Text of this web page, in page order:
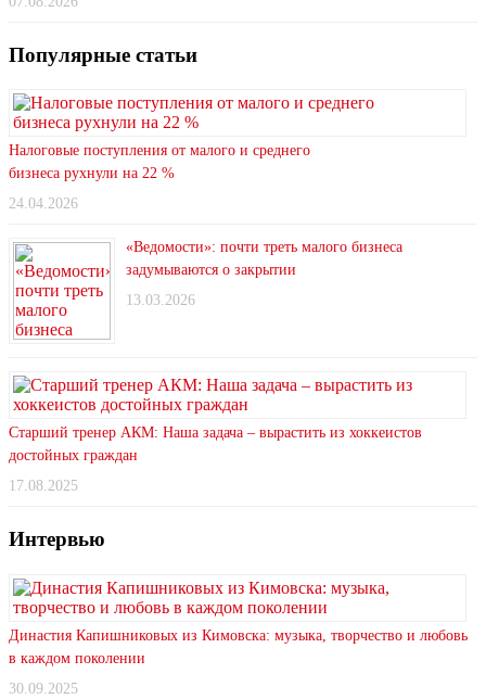
Популярные статьи
Налоговые поступления от малого и среднего
бизнеса рухнули на 22 %
24.04.2026
«Ведомости»: почти треть малого бизнеса
задумываются о закрытии
13.03.2026
Старший тренер АКМ: Наша задача – вырастить из хоккеистов
достойных граждан
17.08.2025
Интервью
Династия Капишниковых из Кимовска: музыка, творчество и любовь
в каждом поколении
30.09.2025